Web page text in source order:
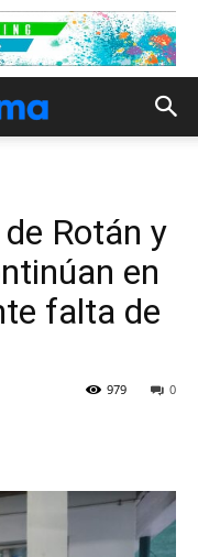
Rotán y
en
falta de
0
979